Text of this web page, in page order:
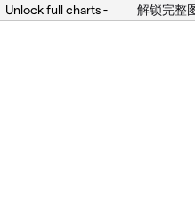
Unlock full charts -